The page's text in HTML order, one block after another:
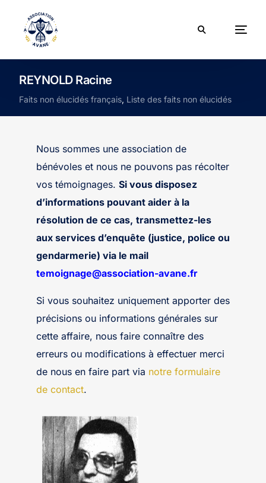
REYNOLD Racine
Faits non élucidés français, Liste des faits non élucidés
Nous sommes une association de
bénévoles et nous ne pouvons pas récolter
vos témoignages. Si vous disposez
d’informations pouvant aider à la
résolution de ce cas, transmettez-les
aux services d’enquête (justice, police ou
gendarmerie) via le mail
temoignage@association-avane.fr
Si vous souhaitez uniquement apporter des
précisions ou informations générales sur
cette affaire, nous faire connaître des
erreurs ou modifications à effectuer merci
de nous en faire part via notre formulaire
de contact.